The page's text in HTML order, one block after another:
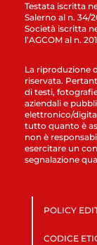
Testata iscritta
Salerno al n. 34/
Società iscritta
l’AGCOM al n.
La riproduzione
riservata.
di testi,
aziendali e
elettronico/
tutto quanto è
non è
esercitare un
segnalazione
POLICY
CODICE